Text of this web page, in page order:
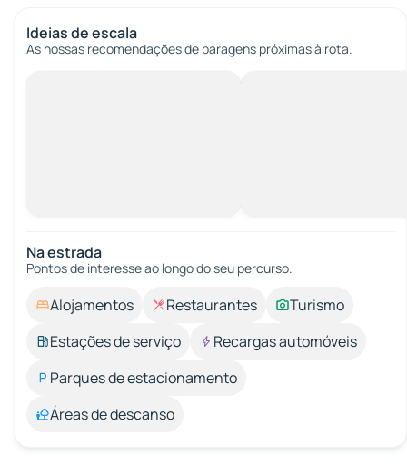
Ideias de escala
As nossas recomendações de paragens próximas à rota.
Na estrada
Pontos de interesse ao longo do seu percurso.
Alojamentos Restaurantes
Turismo
Estações de serviço
Recargas automóveis
Parques de estacionamento
Áreas de descanso